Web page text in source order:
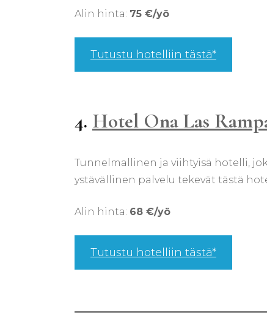
Alin hinta: 75 €/yö
Tutustu hotelliin tästä*
4. Hotel Ona Las
Tunnelmallinen ja viihtyisä hotelli,
ystävällinen palvelu tekevät tästä
Alin hinta: 68 €/yö
Tutustu hotelliin tästä*